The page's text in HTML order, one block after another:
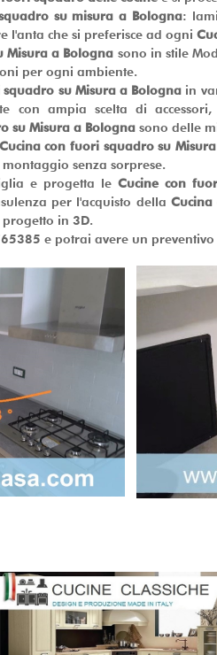
su misura a Bologna:
l'anta che si preferisce ad ogni
Misura a Bologna sono in stile
per ogni ambiente.
squadro su Misura a Bologna in
con ampia scelta di
su Misura a Bologna sono delle
Cucina con fuori squadro su
senza sorprese.
e progetta leCucine con
per l'acquisto della Cucina
in 3D.
e potrai avere un